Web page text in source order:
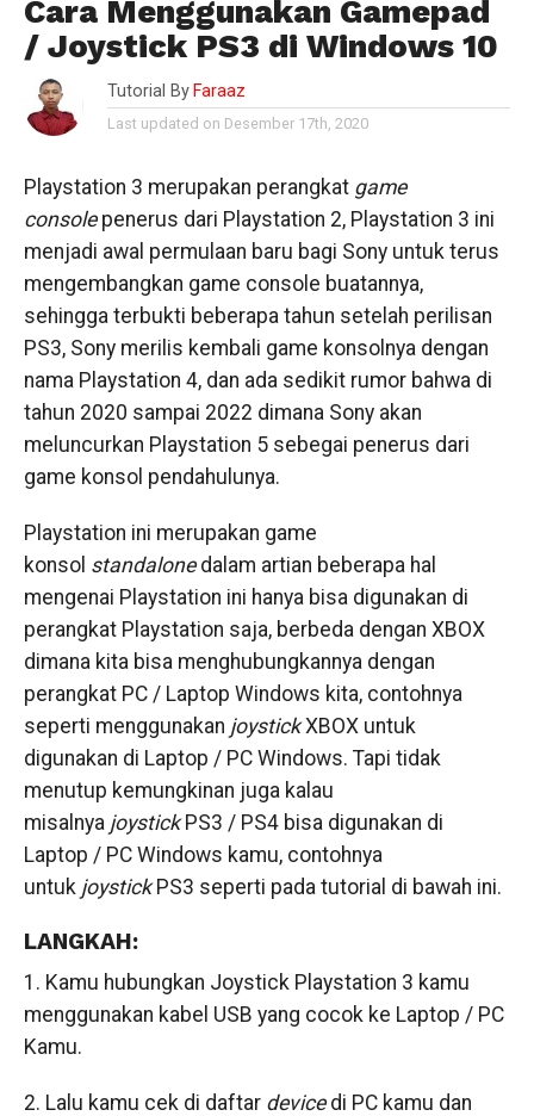
Cara Menggunakan Gamepad
/ Joystick PS3 di Windows 10
Tutorial By Faraaz
Last updated on Desember 17th, 2020
Playstation 3 merupakan perangkat game
console penerus dari Playstation 2, Playstation 3 ini
menjadi awal permulaan baru bagi Sony untuk terus
mengembangkan game console buatannya,
sehingga terbukti beberapa tahun setelah perilisan
PS3, Sony merilis kembali game konsolnya dengan
nama Playstation 4, dan ada sedikit rumor bahwa di
tahun 2020 sampai 2022 dimana Sony akan
meluncurkan Playstation 5 sebegai penerus dari
game konsol pendahulunya.
Playstation ini merupakan game
konsol standalone dalam artian beberapa hal
mengenai Playstation ini hanya bisa digunakan di
perangkat Playstation saja, berbeda dengan XBOX
dimana kita bisa menghubungkannya dengan
perangkat PC / Laptop Windows kita, contohnya
seperti menggunakan joystickXBOX untuk
digunakan di Laptop / PC Windows. Tapi tidak
menutup kemungkinan juga kalau
misalnya joystick PS3 / PS4 bisa digunakan di
Laptop / PC Windows kamu, contohnya
untuk joystick PS3 seperti pada tutorial di bawah ini.
LANGKAH:
1. Kamu hubungkan Joystick Playstation 3 kamu
menggunakan kabel USB yang cocok ke Laptop / PC
Kamu.
2. Lalu kamu cek di daftar device di PC kamu dan